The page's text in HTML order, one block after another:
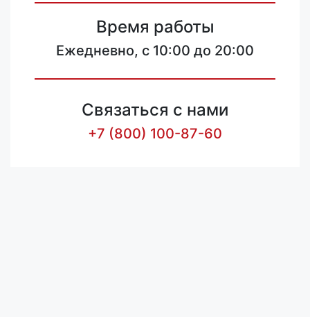
Время работы
Ежедневно, с 10:00 до 20:00
Связаться с нами
+7 (800) 100-87-60